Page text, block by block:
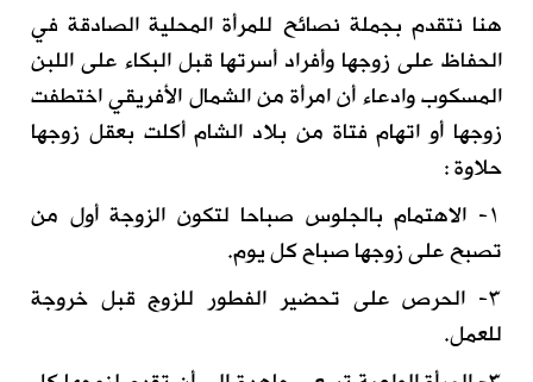
هنا نتقدم بجملة نصائح للمرأة المحلية الصادقة في
الحفاظ على زوجها وأفراد أسرتها قبل البكاء على اللبن
المسكوب وادعاء أن امرأة من الشمال الأفريقي اختطفت
زوجها أو اتهام فتاة من بلاد الشام أكلت بعقل زوجها
حلاوة :
١- الاهتمام بالجلوس صباحا لتكون الزوجة أول من
تصبح على زوجها صباح كل يوم.
٣- الحرص على تحضير الفطور للزوج قبل خروجة
للعمل.